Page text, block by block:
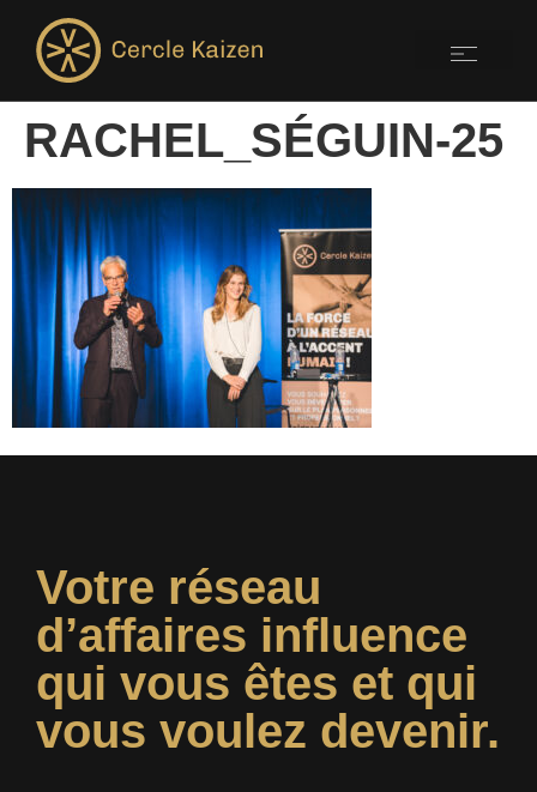
RACHEL_SÉGUIN-25
Votre réseau
d’affaires influence
qui vous êtes et qui
vous voulez devenir.